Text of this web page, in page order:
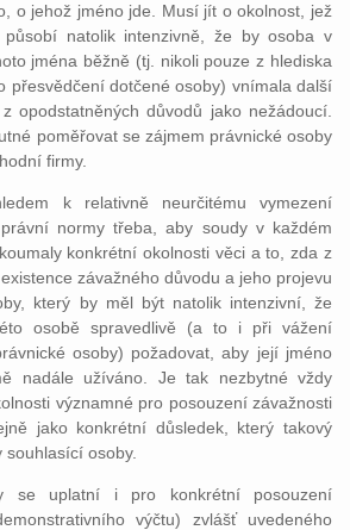
o jehož jméno jde. Musí jít o okolnost, jež
natolik intenzivně, že by osoba v
jména běžně (tj. nikoli pouze z hlediska
přesvědčení dotčené osoby) vnímala další
opodstatněných důvodů jako nežádoucí.
poměřovat se zájmem právnické osoby
firmy.
k relativně neurčitému vymezení
normy třeba, aby soudy v každém
konkrétní okolnosti věci a to, zda z
závažného důvodu a jeho projevu
který by měl být natolik intenzivní, že
osobě spravedlivě (a to i při vážení
osoby) požadovat, aby její jméno
nadále užíváno. Je tak nezbytné vždy
významné pro posouzení závažnosti
jako konkrétní důsledek, který takový
osoby.
se uplatní i pro konkrétní posouzení
výčtu) zvlášť uvedeného